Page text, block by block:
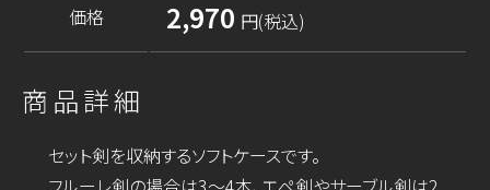
価格 2,970 円(税込)
商品詳細
セット剣を収納するソフトケースです。